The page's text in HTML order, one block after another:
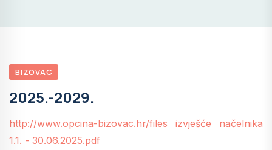
BIZOVAC
2025.-2029.
http://www.opcina-bizovac.hr/files izvješće načelnika
1.1. - 30.06.2025.pdf